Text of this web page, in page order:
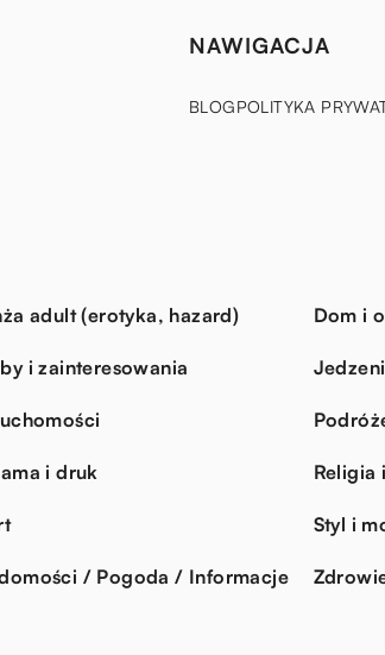
NAWIGACJA
BLOGPOLITYKA
adult (erotyka, hazard) Dom i
i zainteresowania
i druk Religia
Styl i
/ Pogoda / Informacje